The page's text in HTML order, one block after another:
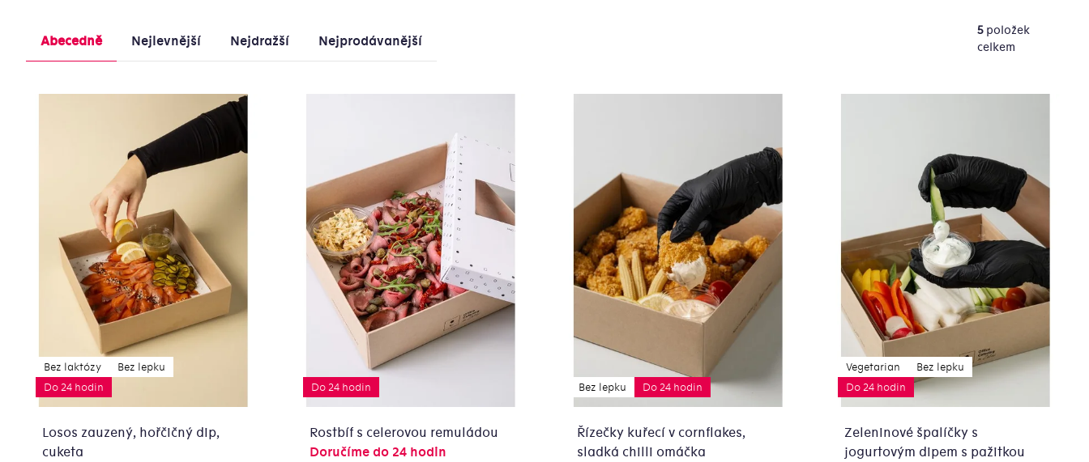
Řazení
Abecedně Nejlevnější Nejdražší Nejprodávanější
5 položek
celkem
Výpis
Bez laktózy
Bez lepku
Do 24 hodin
Losos zauzený, hořčičný dip,
cuketa
Do 24 hodin
Rostbíf s celerovou remuládou
Doručíme do 24 hodin
Bez lepku Do 24 hodin
Řízečky kuřecí v cornflakes,
sladká chilli omáčka
Vegetarian
Bez lepku
Do 24 hodin
Zeleninové špalíčky s
jogurtovým dipem s pažitkou